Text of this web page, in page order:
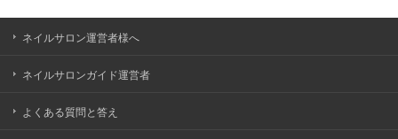
ネイルサロン運営者様へ
ネイルサロンガイド運営者
よくある質問と答え